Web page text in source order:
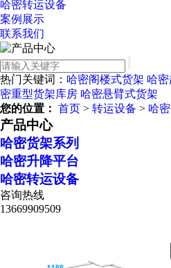
哈密转运设备
案例展示
联系我们
热门关键词： 哈密阁楼式货架 哈
密重型货架库房 哈密悬臂式货架
您的位置： 首页 > 转运设备 > 哈
产品中心
哈密货架系列
哈密升降平台
哈密转运设备
咨询热线
13669909509